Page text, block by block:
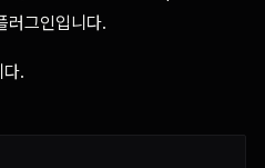
러그인입니다.
.